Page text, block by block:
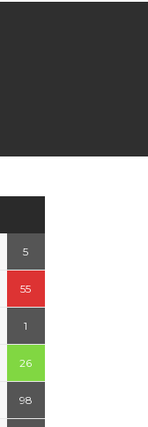
5
55
1
26
98